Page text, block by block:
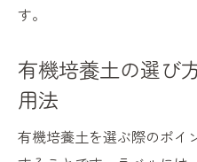
土壌改善に役立
土壌改善におけ
す。
有機培養土の選び
用法
有機培養土を選ぶ際のポイ